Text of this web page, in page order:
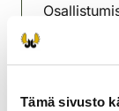
Tämä sivusto